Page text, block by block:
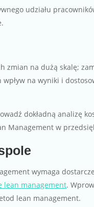
udziału
zmian na dużą skalę;
na wyniki i
dokładną analizę
Management w
wymaga
lean management.
lean management.